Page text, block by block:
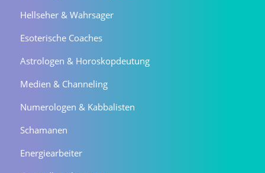
Hellseher & Wahrsager
Esoterische Coaches
Astrologen & Horoskopdeutung
Medien & Channeling
Numerologen & Kabbalisten
Schamanen
Energiearbeiter